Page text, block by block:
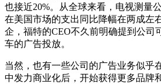
也接近20%。从全球来看，电视测量
在美国市场的支出同比降幅在两成左
企，福特的CEO不久前明确提到公司
车的广告投放。
当然，也有一些公司的广告业务似乎
中发力商业化后，开始获得更多品牌